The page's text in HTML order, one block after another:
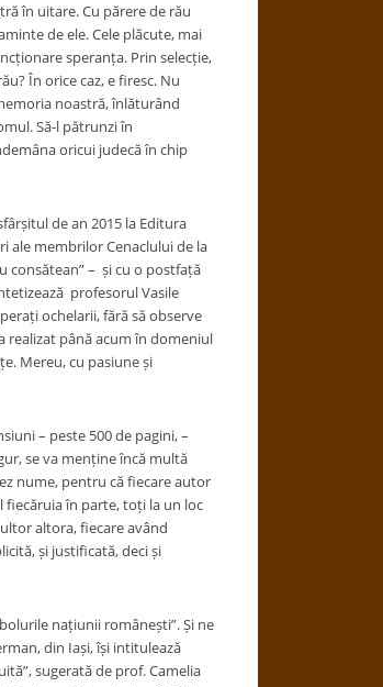
în uitare. Cu părere de rău
de ele. Cele plăcute, mai
speranța. Prin selecție,
În orice caz, e firesc. Nu
noastră, înlăturând
Să-l pătrunzi în
oricui judecă în chip
de an 2015 la Editura
ale membrilor Cenaclului de la
consătean” – și cu o postfață
profesorul Vasile
ochelarii, fără să observe
realizat până acum în domeniul
Mereu, cu pasiune și
– peste 500 de pagini, –
se va menține încă multă
nume, pentru că fiecare autor
fiecăruia în parte, toți la un loc
altora, fiecare având
și justificată, deci și
națiunii românești”. Și ne
din Iași, își intitulează
sugerată de prof. Camelia